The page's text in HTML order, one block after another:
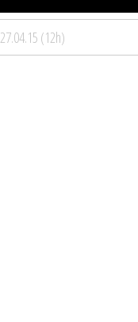
(12h)